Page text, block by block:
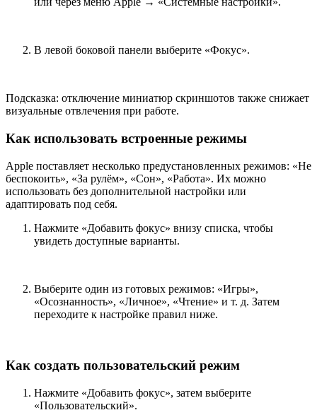
В левой боковой панели выберите «Фокус».
Подсказка: отключение миниатюр скриншотов также снижает
визуальные отвлечения при работе.
Как использовать встроенные режимы
Apple поставляет несколько предустановленных режимов: «Не
беспокоить», «За рулём», «Сон», «Работа». Их можно
использовать без дополнительной настройки или
адаптировать под себя.
Нажмите «Добавить фокус» внизу списка, чтобы
увидеть доступные варианты.
Выберите один из готовых режимов: «Игры»,
«Осознанность», «Личное», «Чтение» и т. д. Затем
переходите к настройке правил ниже.
Как создать пользовательский режим
Нажмите «Добавить фокус», затем выберите
«Пользовательский».